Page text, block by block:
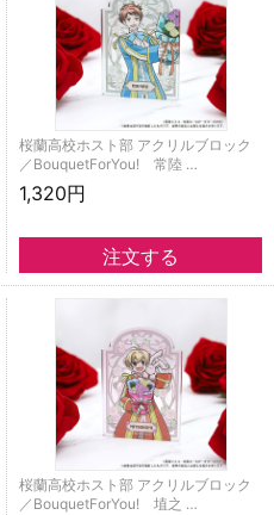
桜蘭高校ホスト部 アクリルブロック
／BouquetForYou! 常陸 …
1,320円
桜蘭高校ホスト部 アクリルブロック
／BouquetForYou! 埴之 …